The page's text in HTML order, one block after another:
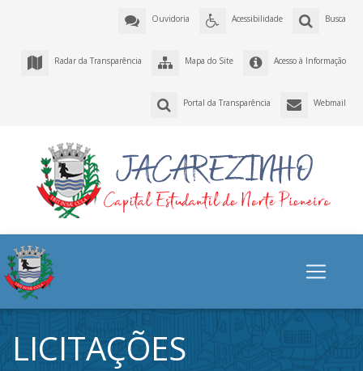
Busca
Acessibilidade
Ouvidoria
Acesso à Informação
Mapa do Site
Radar da Transparência
Webmail
Portal da Transparência
LICITAÇÕES